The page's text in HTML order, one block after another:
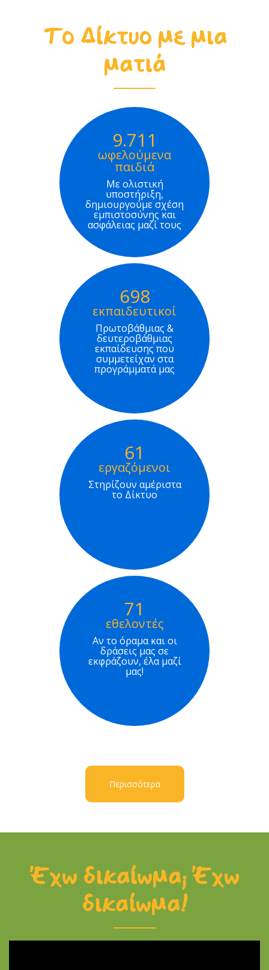
Το Δίκτυο με μια
ματιά
9.711
ωφελούμενα
παιδιά
Με ολιστική
υποστήριξη,
δημιουργούμε σχέση
εμπιστοσύνης και
ασφάλειας μαζί τους
698
εκπαιδευτικοί
Πρωτοβάθμιας &
δευτεροβάθμιας
εκπαίδευσης που
συμμετείχαν στα
προγράμματά μας
61
εργαζόμενοι
Στηρίζουν αμέριστα
το Δίκτυο
71
εθελοντές
Αν το όραμα και οι
δράσεις μας σε
εκφράζουν, έλα μαζί
μας!
Περισσότερα
Έχω δικαίωμα; Έχω
δικαίωμα!